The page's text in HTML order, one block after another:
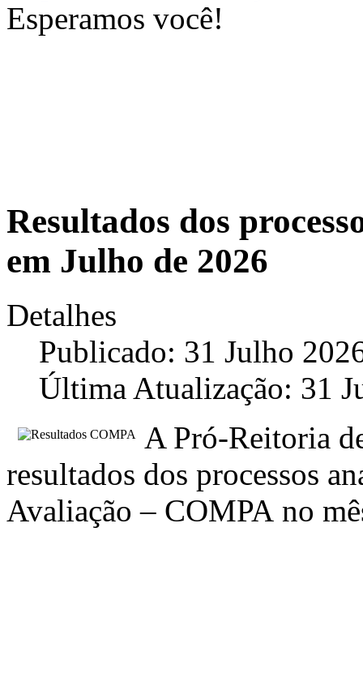
Esperamos você!
Resultados dos
em Julho de 2026
Detalhes
Publicado: 31 Julho
Última Atualização: 31
A Pró-Reitoria
resultados dos processos
Avaliação – COMPA no